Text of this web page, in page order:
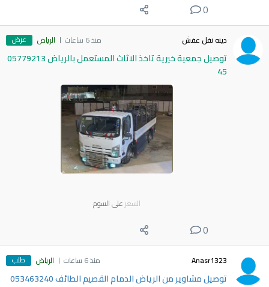
0
دينه نقل عفش منذ 6 ساعات الرياض عرض
توصيل جمعية خيرية تاخذ الاثاث المستعمل بالرياض 05779213
45
السعر على السوم
0
Anasr1323 منذ 6 ساعات الرياض طلب
توصيل مشاوير من الرياض الدمام القصيم الطائف 053463240